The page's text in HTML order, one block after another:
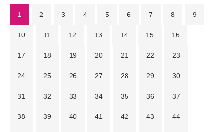
1 2 3 4 5 6 7 8 9
10 11 12 13 14 15 16
17 18 19 20 21 22 23
24 25 26 27 28 29 30
31 32 33 34 35 36 37
38 39 40 41 42 43 44